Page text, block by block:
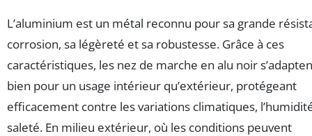
L’aluminium est un métal reconnu pour sa grande
corrosion, sa légèreté et sa robustesse. Grâce à ces
caractéristiques, les nez de marche en alu noir
bien pour un usage intérieur qu’extérieur, protégeant
efficacement contre les variations climatiques,
saleté. En milieu extérieur, où les conditions peuvent